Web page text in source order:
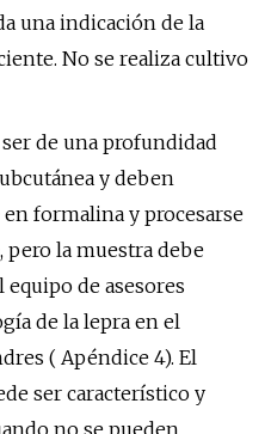
una indicación de la
No se realiza cultivo
de una profundidad
y deben
formalina y procesarse
la muestra debe
de asesores
de la lepra en el
( Apéndice 4). El
ser característico y
no se pueden